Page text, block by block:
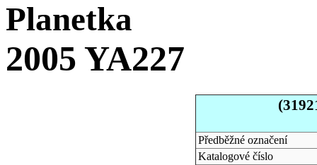
Planetka
2005 YA227
Předběžné označení
Katalogové číslo